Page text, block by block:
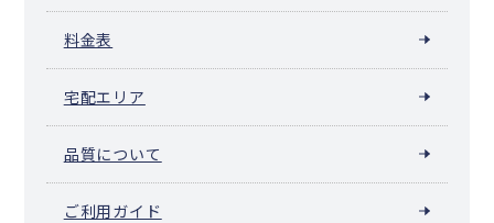
料金表
宅配エリア
品質について
ご利用ガイド